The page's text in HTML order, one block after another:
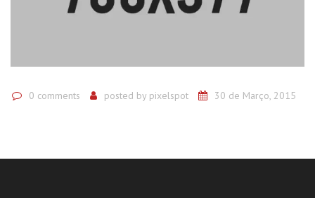
0 comments posted by pixelspot 30 de Março, 2015